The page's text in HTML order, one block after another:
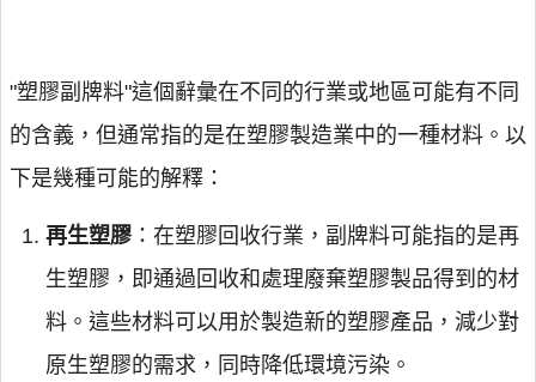
"塑膠副牌料"這個辭彙在不同的行業或地區可能有不同
的含義，但通常指的是在塑膠製造業中的一種材料。以
下是幾種可能的解釋：
再生塑膠 ：在塑膠回收行業，副牌料可能指的是再
生塑膠，即通過回收和處理廢棄塑膠製品得到的材
料。這些材料可以用於製造新的塑膠產品，減少對
原生塑膠的需求，同時降低環境污染。